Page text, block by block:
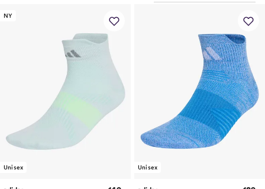
NY
Unisex Unisex